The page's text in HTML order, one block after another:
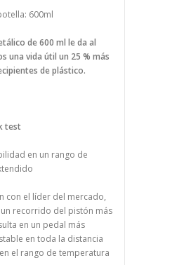
600ml
de 600 ml le da al
una vida útil un 25 % más
de plástico.
test
en un rango de
con el líder del mercado,
recorrido del pistón más
en un pedal más
en toda la distancia
el rango de temperatura